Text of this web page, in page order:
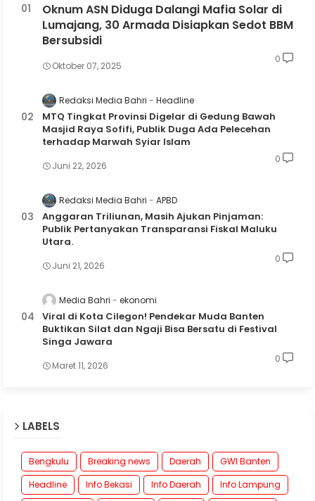
Oknum ASN Diduga Dalangi Mafia Solar di
Lumajang, 30 Armada Disiapkan Sedot BBM
Bersubsidi
Oktober 07, 2025
0
Redaksi Media Bahri Headline
MTQ Tingkat Provinsi Digelar di Gedung Bawah
Masjid Raya Sofifi, Publik Duga Ada Pelecehan
terhadap Marwah Syiar Islam
Juni 22, 2026
0
Redaksi Media Bahri APBD
Anggaran Triliunan, Masih Ajukan Pinjaman:
Publik Pertanyakan Transparansi Fiskal Maluku
Utara.
Juni 21, 2026
0
Media Bahri ekonomi
Viral di Kota Cilegon! Pendekar Muda Banten
Buktikan Silat dan Ngaji Bisa Bersatu di Festival
Singa Jawara
Maret 11, 2026
0
LABELS
Bengkulu Breaking news Daerah
GWI Banten
Headline
Info Bekasi Info Daerah
Info Lampung